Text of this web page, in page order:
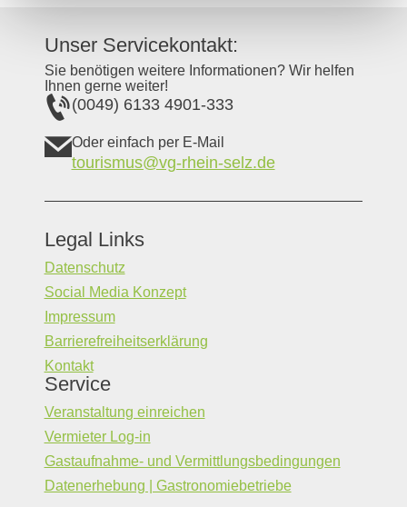
Unser Servicekontakt:
Sie benötigen weitere Informationen? Wir helfen
Ihnen gerne weiter!
(0049) 6133 4901-333
Oder einfach per E-Mail
tourismus@vg-rhein-selz.de
Legal Links
Datenschutz
Social Media Konzept
Impressum
Barrierefreiheitserklärung
Kontakt
Service
Veranstaltung einreichen
Vermieter Log-in
Gastaufnahme- und Vermittlungsbedingungen
Datenerhebung | Gastronomiebetriebe